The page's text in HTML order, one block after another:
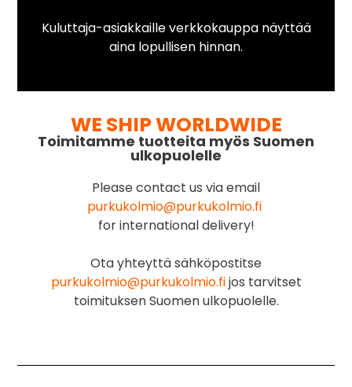
Kuluttaja-asiakkaille verkkokauppa näyttää
aina lopullisen hinnan.
WE SHIP WORLDWIDE
Toimitamme tuotteita myös Suomen
ulkopuolelle
Please contact us via email
purkukolmio@purkukolmio.fi
for international delivery!
Ota yhteyttä sähköpostitse
purkukolmio@purkukolmio.fijos tarvitset
toimituksen Suomen ulkopuolelle.